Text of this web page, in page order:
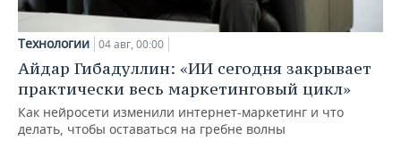
Технологии 04 авг, 00:00
Айдар Гибадуллин: «ИИ сегодня закрывает
практически весь маркетинговый цикл»
Как нейросети изменили интернет-маркетинг и что
делать, чтобы оставаться на гребне волны